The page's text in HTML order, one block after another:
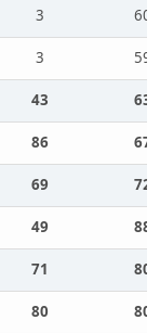
3
60
3
59
43
63
86
67
69
72
49
88
71
80
80 80